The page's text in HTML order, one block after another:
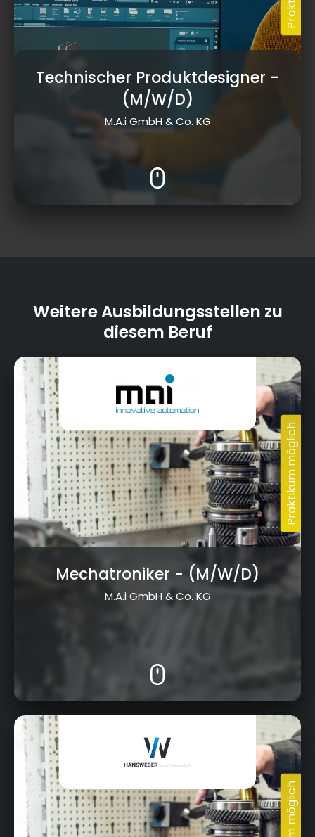
Technischer Produktdesigner -
(M/W/D)
M.A.i GmbH & Co. KG
Weitere Ausbildungsstellen zu
diesem Beruf
Mechatroniker - (M/W/D)
M.A.i GmbH & Co. KG